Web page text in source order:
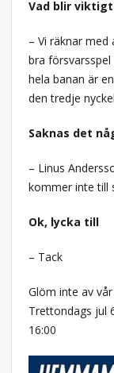
Vad blir
– Vi räknar
bra
hela banan är
den tredje
Saknas det
– Linus
kommer inte till
Ok, lycka till
– Tack
Glöm inte av
Trettondags jul
16:00